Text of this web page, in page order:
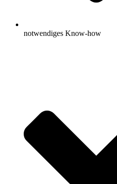
notwendiges Know-how